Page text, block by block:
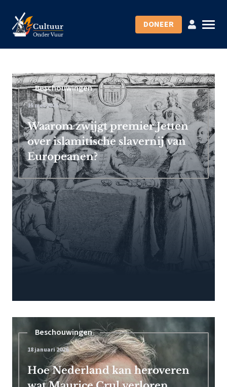
DONEER
Beschouwingen
15 mei 2026
Waarom zwijgt premier Jetten
over islamitische slavernij van
Europeanen?
Beschouwingen
18 januari 2026
Hoe Nederland kan heroveren